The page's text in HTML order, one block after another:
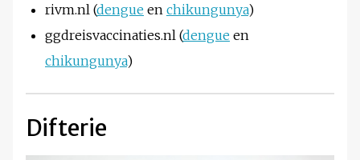
rivm.nl (dengue en chikungunya)
ggdreisvaccinaties.nl (dengue en
chikungunya)
Difterie